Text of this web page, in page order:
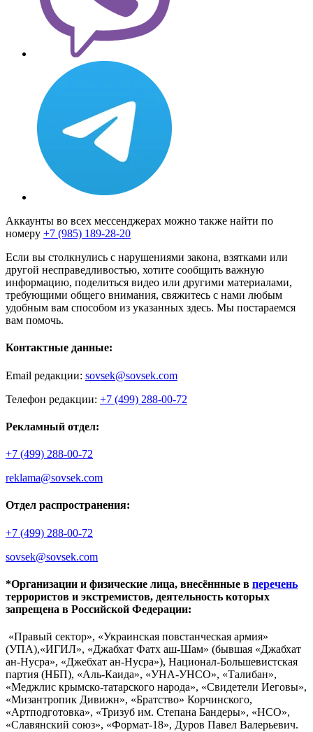
Аккаунты во всех мессенджерах можно также найти по
номеру +7 (985) 189-28-20
Если вы столкнулись с нарушениями закона, взятками или
другой несправедливостью, хотите сообщить важную
информацию, поделиться видео или другими материалами,
требующими общего внимания, свяжитесь с нами любым
удобным вам способом из указанных здесь. Мы постараемся
вам помочь.
Контактные данные:
Email редакции: sovsek@sovsek.com
Телефон редакции: +7 (499) 288-00-72
Рекламный отдел:
+7 (499) 288-00-72
reklama@sovsek.com
Отдел распространения:
+7 (499) 288-00-72
sovsek@sovsek.com
*Организации и физические лица, внесённные в перечень
террористов и экстремистов, деятельность которых
запрещена в Российской Федерации:
«Правый сектор», «Украинская повстанческая армия»
(УПА),«ИГИЛ», «Джабхат Фатх аш-Шам» (бывшая «Джабхат
ан-Нусра», «Джебхат ан-Нусра»), Национал-Большевистская
партия (НБП), «Аль-Каида», «УНА-УНСО», «Талибан»,
«Меджлис крымско-татарского народа», «Свидетели Иеговы»,
«Мизантропик Дивижн», «Братство» Корчинского,
«Артподготовка», «Тризуб им. Степана Бандеры», «НСО»,
«Славянский союз», «Формат-18», Дуров Павел Валерьевич.